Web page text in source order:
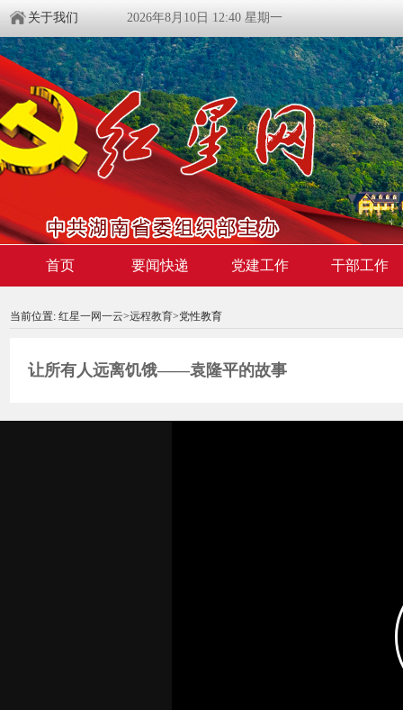
关于我们 2026年8月10日 12:40 星期一
首页 要闻快递 党建工作 干部工作
当前位置: 红星一网一云>远程教育>党性教育
让所有人远离饥饿——袁隆平的故事
00:00:00 / 00:00